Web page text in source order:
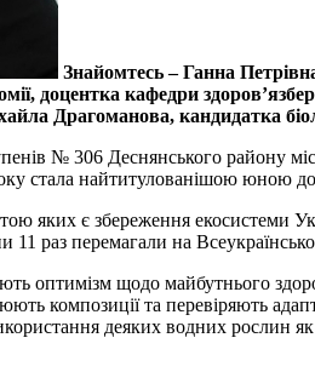
Знайомтесь – Ганна
доцентка кафедри
Драгоманова, кандидатка
№ 306 Деснянського району
стала найтитулованішою юною
яких є збереження екосистеми
раз перемагали на
оптимізм щодо майбутнього
композиції та перевіряють
деяких водних рослин